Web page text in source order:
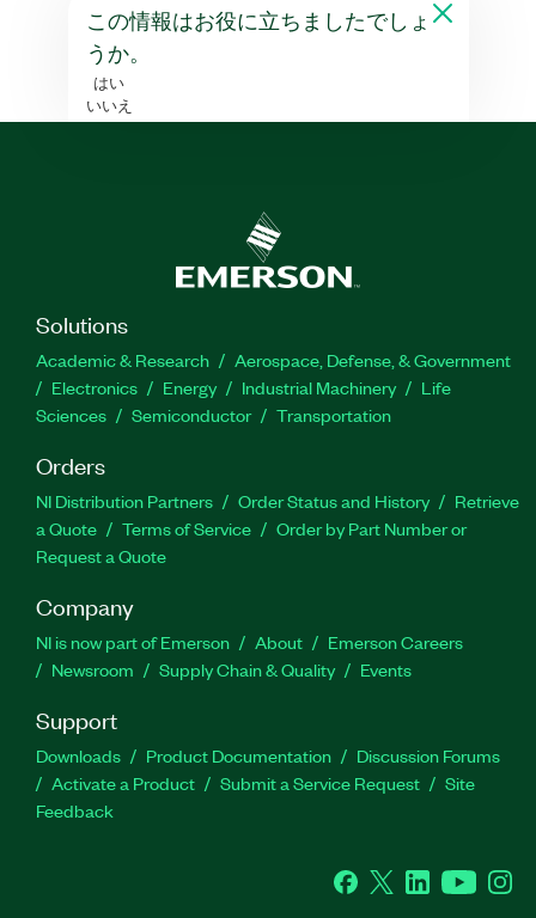
この情報はお役に立ちましたでしょ
うか。
はい
いいえ
Solutions
Academic & Research
Aerospace, Defense, & Government
Electronics
Energy Industrial Machinery
Life
Sciences
Semiconductor Transportation
Orders
NI Distribution Partners Order Status and History
Retrieve
a Quote
Terms of Service
Order by Part Number or
Request a Quote
Company
NI is now part of Emerson About
Emerson Careers
Newsroom
Supply Chain & Quality Events
Support
Downloads Product Documentation
Discussion Forums
Activate a Product
Submit a Service Request
Site
Feedback
Facebook
Twitter LinkedInYouTube